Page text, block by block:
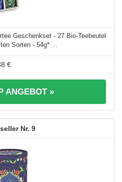
Geschenkset - 27 Bio-Teebeutel
Sorten - 54g* ...
€
ANGEBOT »
9